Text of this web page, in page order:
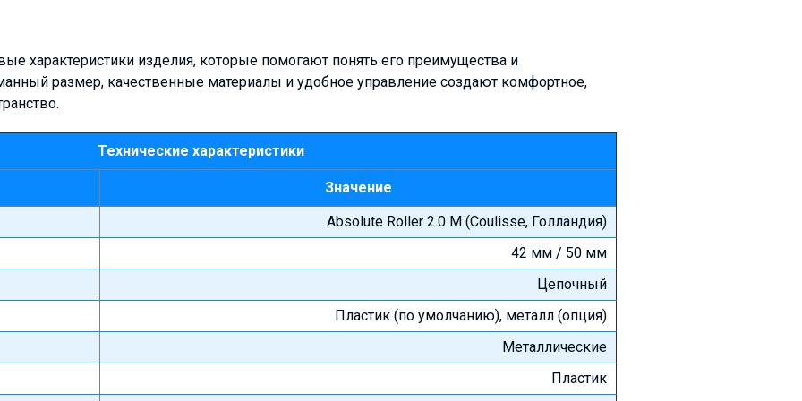
характеристики изделия, которые помогают понять его преимущества и
размер, качественные материалы и удобное управление создают комфортное,
Технические характеристики
Значение
Absolute Roller 2.0 M (Coulisse, Голландия)
42 мм / 50 мм
Цепочный
Пластик (по умолчанию), металл (опция)
Металлические
Пластик